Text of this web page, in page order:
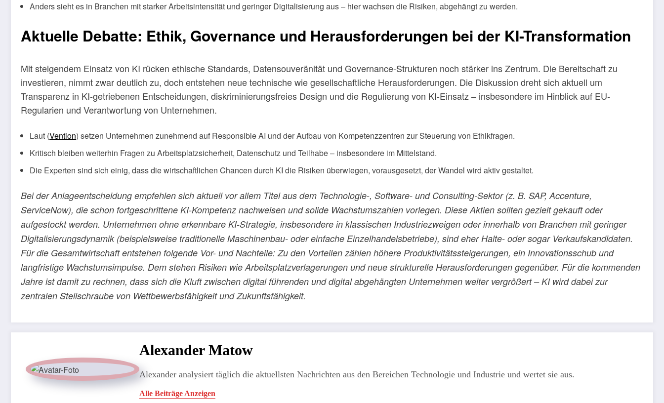
Anders sieht es in Branchen mit starker Arbeitsintensität und geringer Digitalisierung aus – hier wachsen die Risiken, abgehängt zu werden.
Aktuelle Debatte: Ethik, Governance und Herausforderungen bei der KI-Transformation
Mit steigendem Einsatz von KI rücken ethische Standards, Datensouveränität und Governance-Strukturen noch stärker ins Zentrum. Die Bereitschaft zu
investieren, nimmt zwar deutlich zu, doch entstehen neue technische wie gesellschaftliche Herausforderungen. Die Diskussion dreht sich aktuell um
Transparenz in KI-getriebenen Entscheidungen, diskriminierungsfreies Design und die Regulierung von KI-Einsatz – insbesondere im Hinblick auf EU-
Regularien und Verantwortung von Unternehmen.
Laut (Vention) setzen Unternehmen zunehmend auf Responsible AI und der Aufbau von Kompetenzzentren zur Steuerung von Ethikfragen.
Kritisch bleiben weiterhin Fragen zu Arbeitsplatzsicherheit, Datenschutz und Teilhabe – insbesondere im Mittelstand.
Die Experten sind sich einig, dass die wirtschaftlichen Chancen durch KI die Risiken überwiegen, vorausgesetzt, der Wandel wird aktiv gestaltet.
Bei der Anlageentscheidung empfehlen sich aktuell vor allem Titel aus dem Technologie-, Software- und Consulting-Sektor (z. B. SAP, Accenture,
ServiceNow), die schon fortgeschrittene KI-Kompetenz nachweisen und solide Wachstumszahlen vorlegen. Diese Aktien sollten gezielt gekauft oder
aufgestockt werden. Unternehmen ohne erkennbare KI-Strategie, insbesondere in klassischen Industriezweigen oder innerhalb von Branchen mit geringer
Digitalisierungsdynamik (beispielsweise traditionelle Maschinenbau- oder einfache Einzelhandelsbetriebe), sind eher Halte- oder sogar Verkaufskandidaten.
Für die Gesamtwirtschaft entstehen folgende Vor- und Nachteile: Zu den Vorteilen zählen höhere Produktivitätssteigerungen, ein Innovationsschub und
langfristige Wachstumsimpulse. Dem stehen Risiken wie Arbeitsplatzverlagerungen und neue strukturelle Herausforderungen gegenüber. Für die kommenden
Jahre ist damit zu rechnen, dass sich die Kluft zwischen digital führenden und digital abgehängten Unternehmen weiter vergrößert – KI wird dabei zur
zentralen Stellschraube von Wettbewerbsfähigkeit und Zukunftsfähigkeit.
Alexander Matow
Alexander analysiert täglich die aktuellsten Nachrichten aus den Bereichen Technologie und Industrie und wertet sie aus.
Alle Beiträge Anzeigen